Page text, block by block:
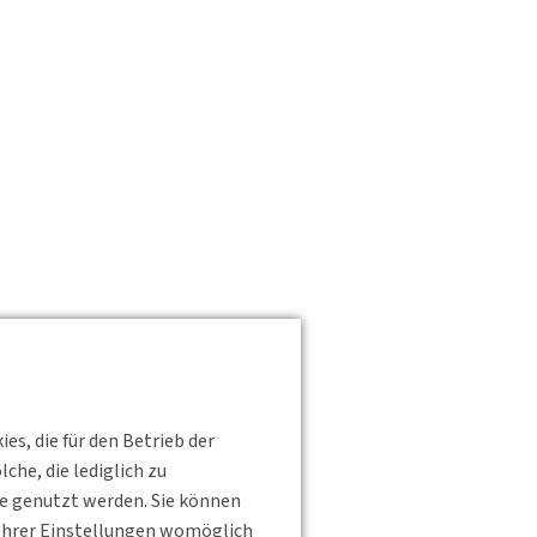
die für den Betrieb der
die lediglich zu
werden. Sie können
Einstellungen womöglich